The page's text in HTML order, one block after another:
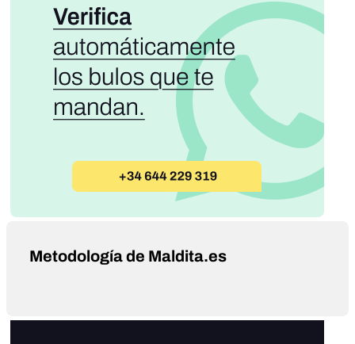
Metodología de Maldita.es